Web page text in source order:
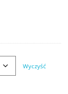
Wyczyść